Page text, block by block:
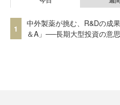
1
中外製薬が挑む、R&Dの成
＆A」──長期大型投資の意